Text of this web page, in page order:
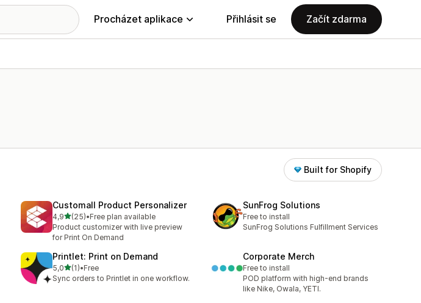
Procházet aplikace Přihlásit se Začít zdarma
Built for Shopify
Customall Product Personalizer
4,9z 5 hvězd
(25)
Celkový počet recenzí: 25
•Free plan available
Product customizer with live preview
for Print On Demand
SunFrog Solutions
Free to install
SunFrog Solutions Fulfillment Services
Printlet: Print on Demand
5,0z 5 hvězd
(1)
Celkový počet recenzí: 1
•Free
Sync orders to Printlet in one workflow.
Corporate Merch
Free to install
POD platform with high-end brands
like Nike, Owala, YETI.